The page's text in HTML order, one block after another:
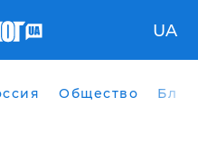
UA
Общество